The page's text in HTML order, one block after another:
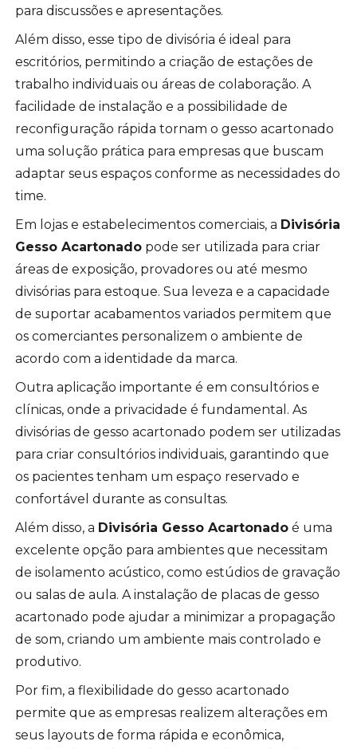
para discussões e apresentações.
Além disso, esse tipo de divisória é ideal para
escritórios, permitindo a criação de estações de
trabalho individuais ou áreas de colaboração. A
facilidade de instalação e a possibilidade de
reconfiguração rápida tornam o gesso acartonado
uma solução prática para empresas que buscam
adaptar seus espaços conforme as necessidades do
time.
Em lojas e estabelecimentos comerciais, a Divisória
Gesso Acartonado pode ser utilizada para criar
áreas de exposição, provadores ou até mesmo
divisórias para estoque. Sua leveza e a capacidade
de suportar acabamentos variados permitem que
os comerciantes personalizem o ambiente de
acordo com a identidade da marca.
Outra aplicação importante é em consultórios e
clínicas, onde a privacidade é fundamental. As
divisórias de gesso acartonado podem ser utilizadas
para criar consultórios individuais, garantindo que
os pacientes tenham um espaço reservado e
confortável durante as consultas.
Além disso, a Divisória Gesso Acartonado é uma
excelente opção para ambientes que necessitam
de isolamento acústico, como estúdios de gravação
ou salas de aula. A instalação de placas de gesso
acartonado pode ajudar a minimizar a propagação
de som, criando um ambiente mais controlado e
produtivo.
Por fim, a flexibilidade do gesso acartonado
permite que as empresas realizem alterações em
seus layouts de forma rápida e econômica,